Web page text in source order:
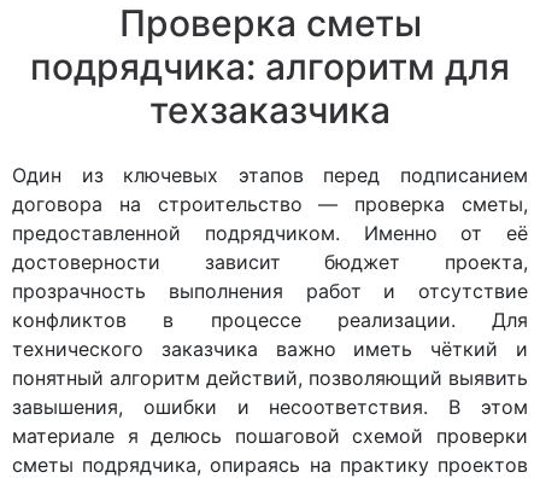
Проверка сметы
подрядчика: алгоритм для
техзаказчика
Один из ключевых этапов перед подписанием
договора на строительство — проверка сметы,
предоставленной подрядчиком. Именно от её
достоверности зависит бюджет проекта,
прозрачность выполнения работ и отсутствие
конфликтов в процессе реализации. Для
технического заказчика важно иметь чёткий и
понятный алгоритм действий, позволяющий выявить
завышения, ошибки и несоответствия. В этом
материале я делюсь пошаговой схемой проверки
сметы подрядчика, опираясь на практику проектов